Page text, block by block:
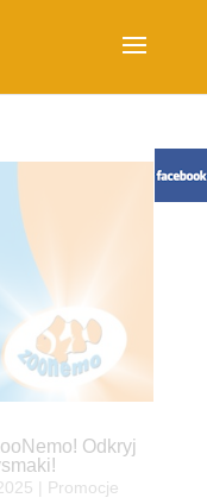
Odkryj
Promocje